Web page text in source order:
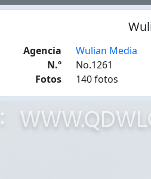
Agencia
Wulian Media
N.º
No.1261
Fotos
140 fotos